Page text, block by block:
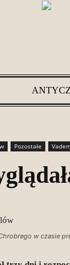
Pozostałe
w czasie